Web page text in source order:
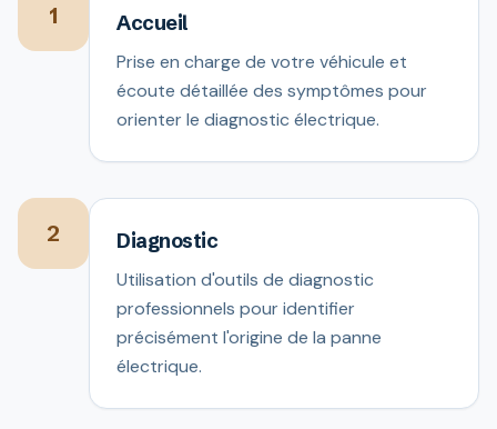
1 Accueil
Prise en charge de votre véhicule et
écoute détaillée des symptômes pour
orienter le diagnostic électrique.
2 Diagnostic
Utilisation d'outils de diagnostic
professionnels pour identifier
précisément l'origine de la panne
électrique.